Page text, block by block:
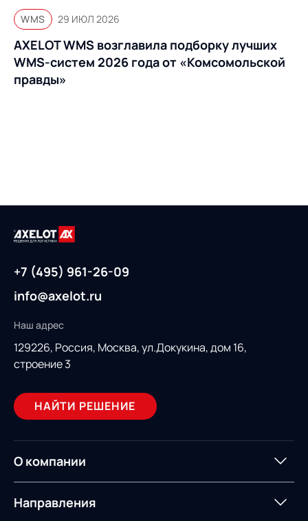
WMS 29 ИЮЛ 2026
AXELOT WMS возглавила подборку лучших
WMS-систем 2026 года от «Комсомольской
правды»
+7 (495) 961-26-09
info@axelot.ru
Наш адрес
129226, Россия, Москва, ул.Докукина, дом 16,
строение 3
НАЙТИ РЕШЕНИЕ
О компании
О компании
Направления